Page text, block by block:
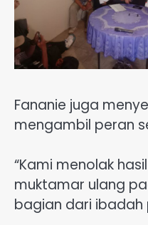
Fananie juga
mengambil peran
“Kami menolak
muktamar ulang
bagian dari ibadah